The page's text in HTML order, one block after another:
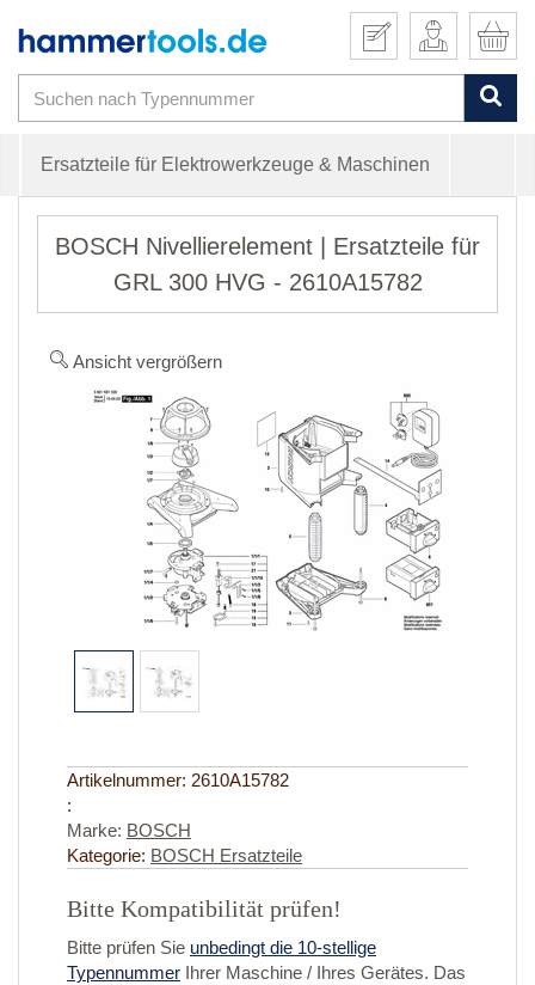
Ersatzteile für Elektrowerkzeuge & Maschinen
BOSCH Nivellierelement | Ersatzteile für
GRL 300 HVG - 2610A15782
Ansicht vergrößern
Artikelnummer: 2610A15782
:
Marke: BOSCH
Kategorie: BOSCH Ersatzteile
Bitte Kompatibilität prüfen!
Bitte prüfen Sie unbedingt die 10-stellige
Typennummer Ihrer Maschine / Ihres Gerätes. Das